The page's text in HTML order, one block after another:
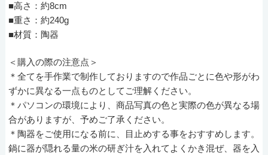
■高さ：約8cm
■重さ：約240g
■材質：陶器
＜購入の際の注意点＞
＊全てを手作業で制作しておりますので作品ごとに色や形がわ
ずかに異なる一点ものとしてご理解ください。
＊パソコンの環境により、商品写真の色と実際の色が異なる場
合がありますが、予めご了承ください。
＊陶器をご使用になる前に、目止めする事をおすすめします。
鍋に器が隠れる量の米の研ぎ汁を入れてよくかき混ぜ、器を入